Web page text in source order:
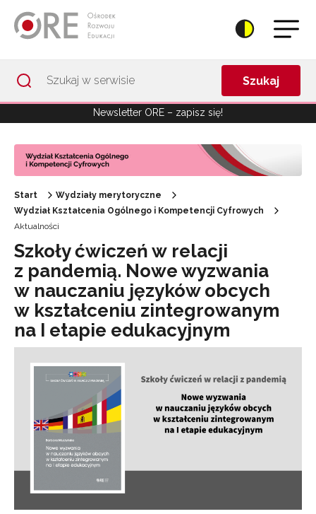
Szukaj
Newsletter ORE – zapisz się!
Start
Wydziały merytoryczne
Wydział Kształcenia Ogólnego i Kompetencji Cyfrowych
Aktualności
Szkoły ćwiczeń w relacji
z pandemią. Nowe wyzwania
w nauczaniu języków obcych
w kształceniu zintegrowanym
na I etapie edukacyjnym